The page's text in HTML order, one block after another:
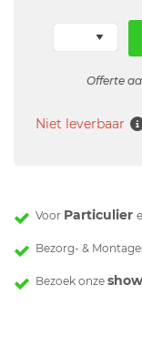
Offerte
Niet leverbaar
Voor Particulier
Bezorg- &
Bezoek onze